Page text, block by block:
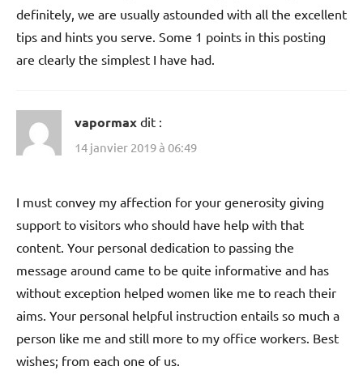
definitely, we are usually astounded with all the excellent
tips and hints you serve. Some 1 points in this posting
are clearly the simplest I have had.
vapormax dit :
14 janvier 2019 à 06:49
I must convey my affection for your generosity giving
support to visitors who should have help with that
content. Your personal dedication to passing the
message around came to be quite informative and has
without exception helped women like me to reach their
aims. Your personal helpful instruction entails so much a
person like me and still more to my office workers. Best
wishes; from each one of us.